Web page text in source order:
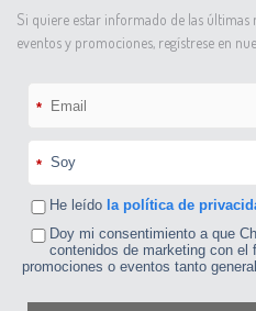
Si quiere estar informado de las
eventos y promociones, regístrese en
*
*
He leído la política de
Doy mi consentimiento a que
contenidos de marketing con el
promociones o eventos tanto